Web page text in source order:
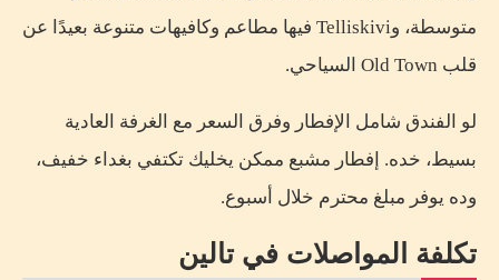
متوسطة، وTelliskivi فيها مطاعم وكافيهات متنوعة بعيدًا عن
قلب Old Town السياحي.
لو الفندق شامل الإفطار وفرق السعر مع الغرفة العادية
بسيط، خده. إفطار مشبع ممكن يخليك تكتفي بغداء خفيف،
وده يوفر مبلغ محترم خلال أسبوع.
تكلفة المواصلات في تالين